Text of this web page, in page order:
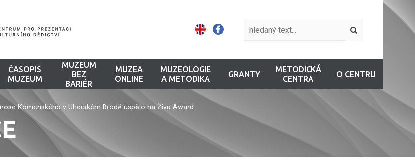
ČASOPIS
MUZEUM
MUZEUM
BEZ
BARIÉR
MUZEA
ONLINE
MUZEOLOGIE
A METODIKA
GRANTY
METODICKÁ
CENTRA
O CENTRU
Komenského v Uherském Brodě uspělo na Živa Award